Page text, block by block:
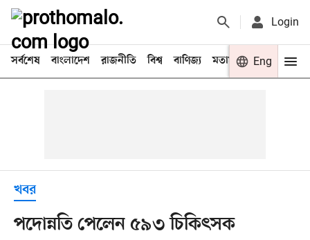
Login
সর্বশেষ বাংলাদেশ রাজনীতি বিশ্ব বাণিজ্য মতামত খেলা
Eng
খবর
পদোন্নতি পেলেন ৫৯৩ চিকিৎসক